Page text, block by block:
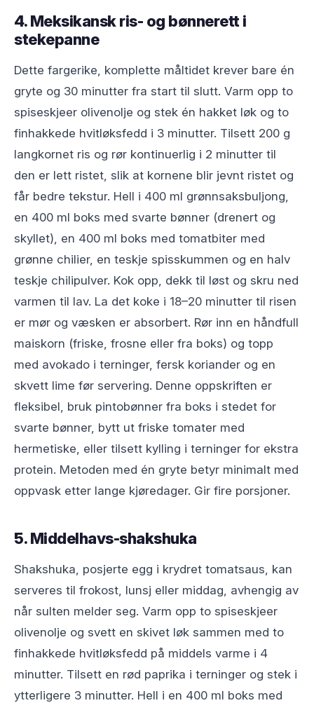
4. Meksikansk ris- og bønnerett i
stekepanne
Dette fargerike, komplette måltidet krever bare én
gryte og 30 minutter fra start til slutt. Varm opp to
spiseskjeer olivenolje og stek én hakket løk og to
finhakkede hvitløksfedd i 3 minutter. Tilsett 200 g
langkornet ris og rør kontinuerlig i 2 minutter til
den er lett ristet, slik at kornene blir jevnt ristet og
får bedre tekstur. Hell i 400 ml grønnsaksbuljong,
en 400 ml boks med svarte bønner (drenert og
skyllet), en 400 ml boks med tomatbiter med
grønne chilier, en teskje spisskummen og en halv
teskje chilipulver. Kok opp, dekk til løst og skru ned
varmen til lav. La det koke i 18–20 minutter til risen
er mør og væsken er absorbert. Rør inn en håndfull
maiskorn (friske, frosne eller fra boks) og topp
med avokado i terninger, fersk koriander og en
skvett lime før servering. Denne oppskriften er
fleksibel, bruk pintobønner fra boks i stedet for
svarte bønner, bytt ut friske tomater med
hermetiske, eller tilsett kylling i terninger for ekstra
protein. Metoden med én gryte betyr minimalt med
oppvask etter lange kjøredager. Gir fire porsjoner.
5. Middelhavs-shakshuka
Shakshuka, posjerte egg i krydret tomatsaus, kan
serveres til frokost, lunsj eller middag, avhengig av
når sulten melder seg. Varm opp to spiseskjeer
olivenolje og svett en skivet løk sammen med to
finhakkede hvitløksfedd på middels varme i 4
minutter. Tilsett en rød paprika i terninger og stek i
ytterligere 3 minutter. Hell i en 400 ml boks med